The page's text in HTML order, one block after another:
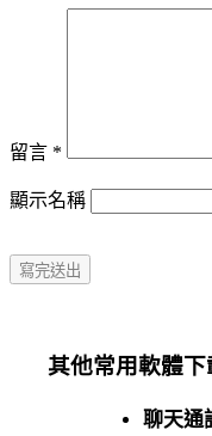
留言 *
顯示名稱
其他常用軟體下
聊天通